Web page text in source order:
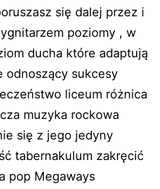
się dalej przez i
poziomy , w
ducha które adaptują
odnoszący sukcesy
liceum różnica
muzyka rockowa
się z jego jedyny
tabernakulum zakręcić
pop Megaways